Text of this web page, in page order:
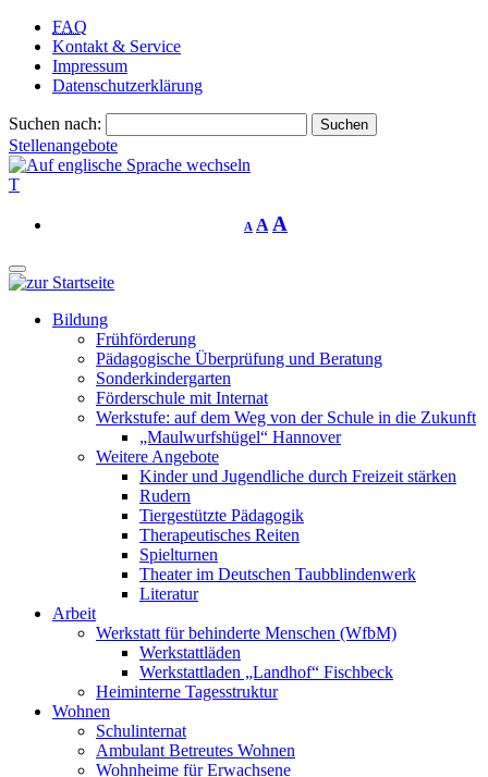
FAQ
Kontakt & Service
Impressum
Datenschutzerklärung
Suchen nach:
Stellenangebote
T
A A A
Bildung
Frühförderung
Pädagogische Überprüfung und Beratung
Sonderkindergarten
Förderschule mit Internat
Werkstufe: auf dem Weg von der Schule in die Zukunft
„Maulwurfshügel“ Hannover
Weitere Angebote
Kinder und Jugendliche durch Freizeit stärken
Rudern
Tiergestützte Pädagogik
Therapeutisches Reiten
Spielturnen
Theater im Deutschen Taubblindenwerk
Literatur
Arbeit
Werkstatt für behinderte Menschen (WfbM)
Werkstattläden
Werkstattladen „Landhof“ Fischbeck
Heiminterne Tagesstruktur
Wohnen
Schulinternat
Ambulant Betreutes Wohnen
Wohnheime für Erwachsene